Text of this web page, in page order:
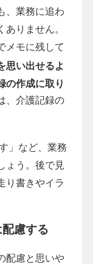
、業務に追わ
りません。
メモに残して
思い出せるよ
の作成に取り
、介護記録の
」など、業務
ょう。後で見
り書きやイラ
配慮する
配慮と思いや